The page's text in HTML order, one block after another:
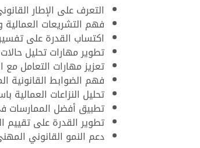
التعرف على الإطار
فهم التشريعات
اكتساب القدرة على
تطوير مهارات تحليل
تعزيز مهارات التعامل مع
فهم الضوابط القانونية
تحليل النزاعات
تطبيق أفضل الممارسات
تطوير القدرة على تقييم
دعم النمو القانوني